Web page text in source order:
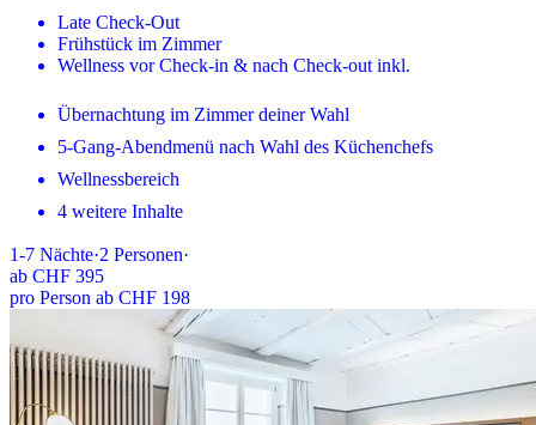
Late Check-Out
Frühstück im Zimmer
Wellness vor Check-in & nach Check-out inkl.
Übernachtung im Zimmer deiner Wahl
5-Gang-Abendmenü nach Wahl des Küchenchefs
Wellnessbereich
4 weitere Inhalte
1-7 Nächte·2 Personen·
ab CHF 395
pro Person ab CHF 198